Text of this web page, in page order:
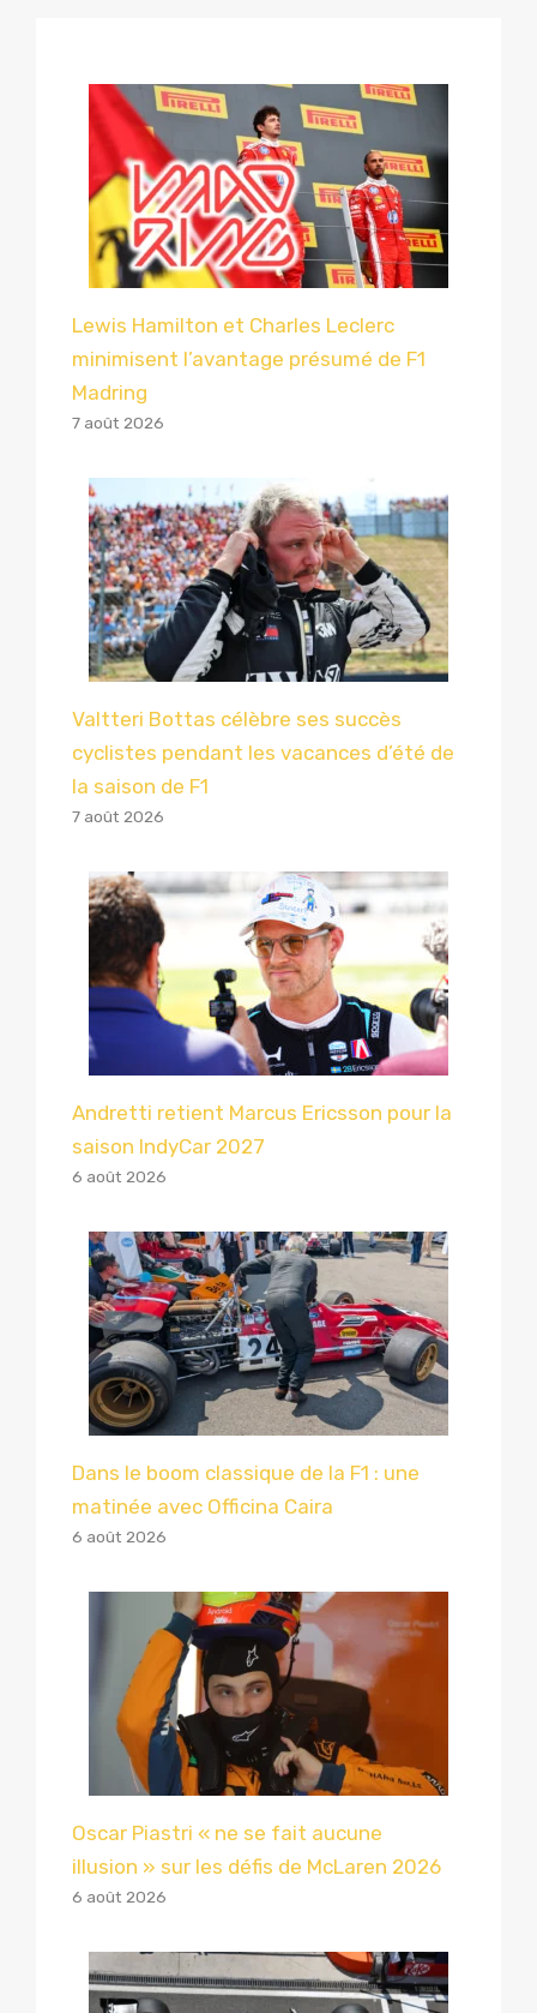
Lewis Hamilton et Charles Leclerc
minimisent l’avantage présumé de F1
Madring
7 août 2026
Valtteri Bottas célèbre ses succès
cyclistes pendant les vacances d’été de
la saison de F1
7 août 2026
Andretti retient Marcus Ericsson pour la
saison IndyCar 2027
6 août 2026
Dans le boom classique de la F1 : une
matinée avec Officina Caira
6 août 2026
Oscar Piastri « ne se fait aucune
illusion » sur les défis de McLaren 2026
6 août 2026